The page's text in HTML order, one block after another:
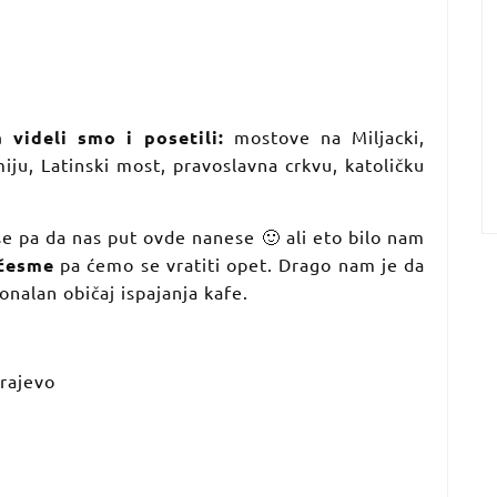
videli smo i posetili: mostove na Miljacki,
Latinski most, pravoslavna crkvu, katoličku
pa da nas put ovde nanese 🙂 ali eto bilo nam
pa ćemo se vratiti opet. Drago nam je da
običaj ispajanja kafe.